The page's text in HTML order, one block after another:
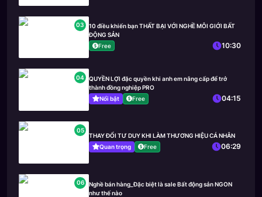
03
10 điều khiến bạn THẤT BẠI VỚI NGHỀ MÔI GIỚI BẤT
ĐỘNG SẢN
Free
10:30
04
QUYỀN LỢI đặc quyền khi anh em nâng cấp để trở
thành đồng nghiệp PRO
Nổi bật
Free 04:15
05
THAY ĐỔI TƯ DUY KHI LÀM THƯƠNG HIỆU CÁ NHÂN
Quan trọng
Free 06:29
06
Nghề bán hàng_Đặc biệt là sale Bất động sản NGON
như thế nào